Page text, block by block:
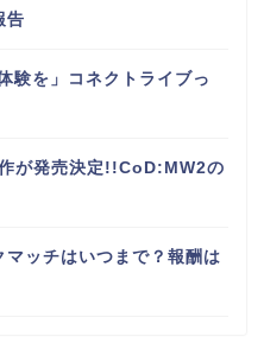
告
験を」コネクトライブっ
が発売決定!!CoD:MW2の
マッチはいつまで？報酬は